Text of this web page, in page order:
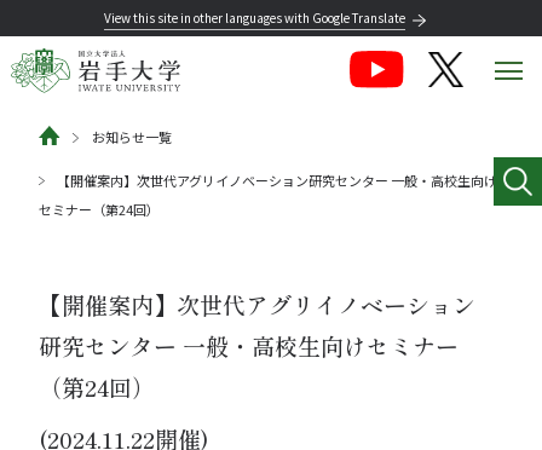
View this site in other languages with Google Translate
お知らせ一覧
【開催案内】次世代アグリイノベーション研究センター 一般・高校生向け
セミナー（第24回）
【開催案内】次世代アグリイノベーション
研究センター 一般・高校生向けセミナー
（第24回）
(2024.11.22開催)